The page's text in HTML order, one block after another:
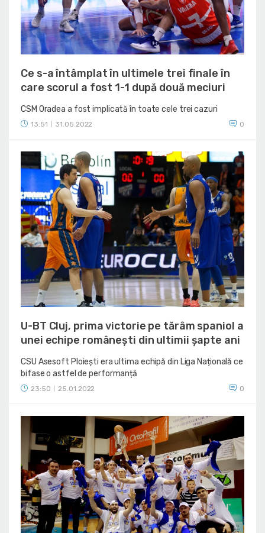
Ce s-a întâmplat în ultimele trei finale în
care scorul a fost 1-1 după două meciuri
CSM Oradea a fost implicată în toate cele trei cazuri
13:51 31.05.2022 0
U-BT Cluj, prima victorie pe tărâm spaniol a
unei echipe românești din ultimii șapte ani
CSU Asesoft Ploiești era ultima echipă din Liga Națională ce
bifase o astfel de performanță
23:50 25.01.2022 0